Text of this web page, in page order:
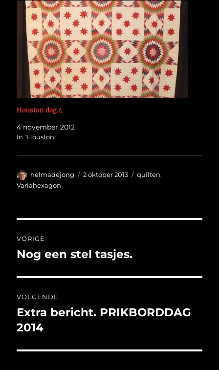
Houston dag 4
4 november 2012
In "Houston"
Auteur
helmadejong
Geplaatst
2 oktober 2013 Categorieën
quilten,
Variahexagon
navigatie
VORIGE
Vorig
Nog een stel tasjes.
VOLGENDE
Volgend
bericht:
Extra bericht. PRIKBORDDAG
2014